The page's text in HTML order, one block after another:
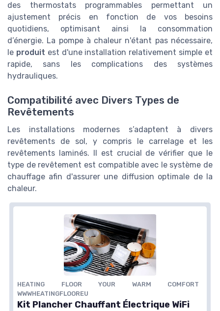
des thermostats programmables permettant un
ajustement précis en fonction de vos besoins
quotidiens, optimisant ainsi la consommation
d’énergie. La pompe à chaleur n'étant pas nécessaire,
le produit est d'une installation relativement simple et
rapide, sans les complications des systèmes
hydrauliques.
Compatibilité avec Divers Types de
Revêtements
Les installations modernes s’adaptent à divers
revêtements de sol, y compris le carrelage et les
revêtements laminés. Il est crucial de vérifier que le
type de revêtement est compatible avec le système de
chauffage afin d'assurer une diffusion optimale de la
chaleur.
HEATING FLOOR YOUR WARM COMFORT
WWWHEATINGFLOOREU
Kit Plancher Chauffant Électrique WiFi